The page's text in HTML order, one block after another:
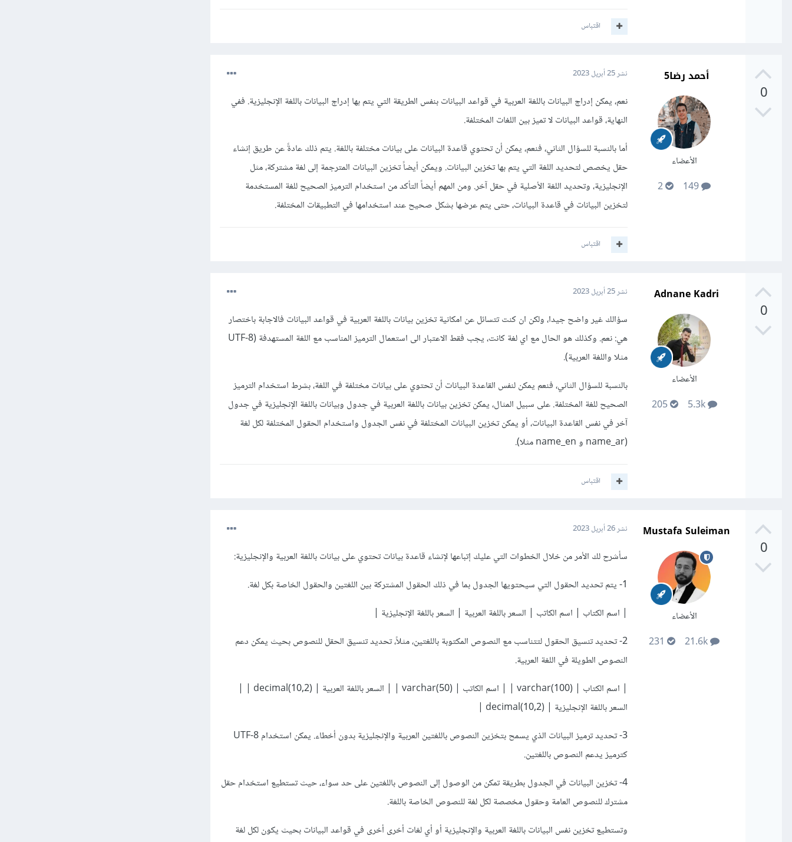
اقتباس
0
أحمد رضا5
الأعضاء
نشر25 أبريل 2023
نعم، يمكن إدراج البيانات باللغة العربية في قواعد البيانات بنفس الطريقة التي يتم بها إدراج البيانات باللغة الإنجليزية. ففي
النهاية، قواعد البيانات لا تميز بين اللغات المختلفة.
أما بالنسبة للسؤال الثاني، فنعم، يمكن أن تحتوي قاعدة البيانات على بيانات مختلفة باللغة. يتم ذلك عادةً عن طريق إنشاء
حقل يخصص لتحديد اللغة التي يتم بها تخزين البيانات. ويمكن أيضاً تخزين البيانات المترجمة إلى لغة مشتركة، مثل
الإنجليزية، وتحديد اللغة الأصلية في حقل آخر. ومن المهم أيضاً التأكد من استخدام الترميز الصحيح للغة المستخدمة
لتخزين البيانات في قاعدة البيانات، حتى يتم عرضها بشكل صحيح عند استخدامها في التطبيقات المختلفة.
اقتباس
0
Adnane Kadri
الأعضاء
5.3k
205
نشر25 أبريل 2023
سؤالك غير واضح جيدا، ولكن ان كنت تتسائل عن امكانية تخزين بيانات باللغة العربية في قواعد البيانات فالاجابة باختصار
هي: نعم. وكذلك هو الحال مع اي لغة كانت، يجب فقط الاعتبار الى استعمال الترميز المناسب مع اللغة المستهدفة (UTF-8
مثلا واللغة العربية).
بالنسبة للسؤال الثاني، فنعم يمكن لنفس القاعدة البيانات أن تحتوي على بيانات مختلفة في اللغة، بشرط استخدام الترميز
الصحيح للغة المختلفة. على سبيل المثال، يمكن تخزين بيانات باللغة العربية في جدول وبيانات باللغة الإنجليزية في جدول
آخر في نفس القاعدة البيانات، أو يمكن تخزين البيانات المختلفة في نفس الجدول واستخدام الحقول المختلفة لكل لغة
(name_ar و name_en مثلا).
اقتباس
0
Mustafa Suleiman
الأعضاء
نشر26 أبريل 2023
سأشرح لك الأمر من خلال الخطوات التي عليك إتباعها لإنشاء قاعدة بيانات تحتوي على بيانات باللغة العربية والإنجليزية:
1- يتم تحديد الحقول التي سيحتويها الجدول بما في ذلك الحقول المشتركة بين اللغتين والحقول الخاصة بكل لغة.
| اسم الكتاب | اسم الكاتب | السعر باللغة العربية | السعر باللغة الإنجليزية |
2- تحديد تنسيق الحقول لتتناسب مع النصوص المكتوبة باللغتين، مثلاً، تحديد تنسيق الحقل للنصوص بحيث يمكن دعم
النصوص الطويلة في اللغة العربية.
السعر باللغة الإنجليزية | decimal(10,2) |
3- تحديد ترميز البيانات الذي يسمح بتخزين النصوص باللغتين العربية والإنجليزية بدون أخطاء. يمكن استخدام UTF-8
كترميز يدعم النصوص باللغتين.
4- تخزين البيانات في الجدول بطريقة تمكن من الوصول إلى النصوص باللغتين على حد سواء، حيث تستطيع استخدام حقل
مشترك للنصوص العامة وحقول مخصصة لكل لغة للنصوص الخاصة باللغة.
وتستطيع تخزين نفس البيانات باللغة العربية والإنجليزية أو أي لغات أخرى أخرى في قواعد البيانات بحيث يكون لكل لغة